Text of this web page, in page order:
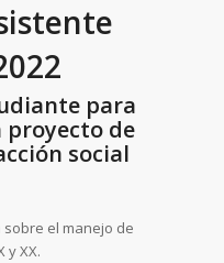
para
proyecto de
social
el manejo de
y XX.